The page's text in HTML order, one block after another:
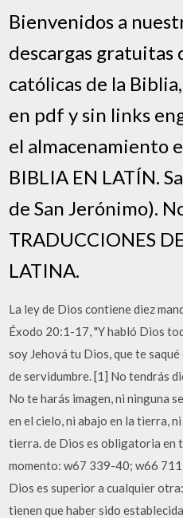
Bienvenidos a
descargas gratuitas
católicas de la
en pdf y sin links
el almacenamiento
BIBLIA EN LATÍN.
de San Jerónimo).
TRADUCCIONES
LATINA.
La ley de Dios contiene diez
Éxodo 20:1-17, "Y habló Dios
soy Jehová tu Dios, que te
de servidumbre. [1] No tendrás
No te harás imagen, ni ninguna
en el cielo, ni abajo en la tierra,
tierra. de Dios es obligatoria en
momento: w67 339-40; w66
Dios es superior a cualquier
tienen que haber sido